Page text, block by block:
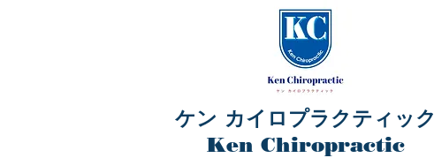
ケン カイロプラクティック
​Ken Chiropractic